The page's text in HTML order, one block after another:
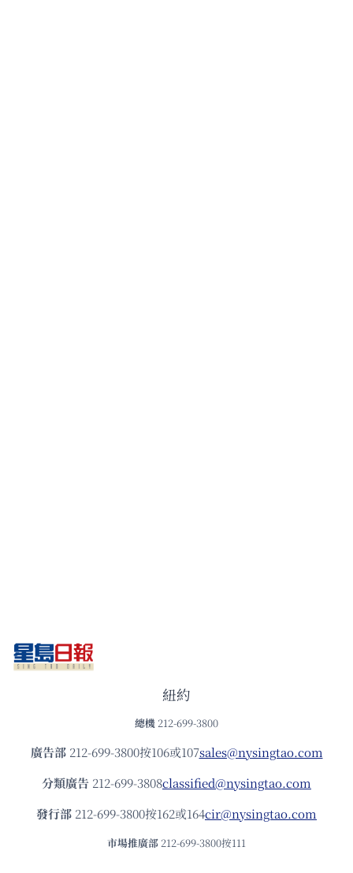
紐約
總機 212-699-3800
廣告部212-699-3800按106或107sales@nysingtao.com
分類廣告 212-699-3808classified@nysingtao.com
發⾏部 212-699-3800按162或164cir@nysingtao.com
市場推廣部 212-699-3800按111